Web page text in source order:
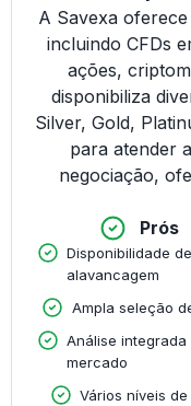
A Savexa
incluindo CFDs
ações,
disponibiliza
Silver, Gold,
para atender
negociação,
Prós
Disponibilidade
alavancagem
Ampla seleção
Análise integrada
mercado
Vários níveis